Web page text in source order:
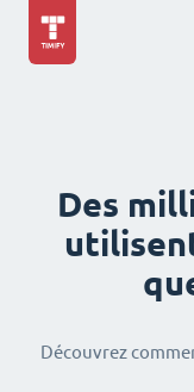
Des
Découvrez